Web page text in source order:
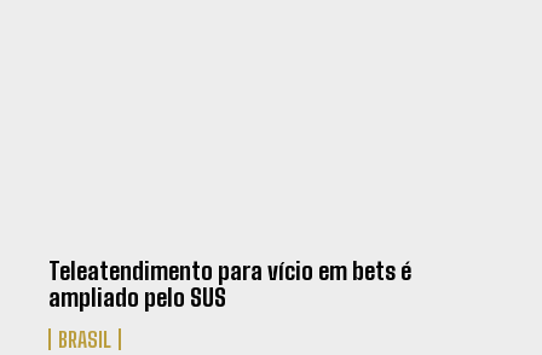
Teleatendimento para vício em bets é
ampliado pelo SUS
BRASIL